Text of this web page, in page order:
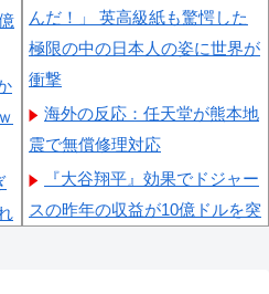
んだ！」 英高級紙も驚愕した
極限の中の日本人の姿に世界が
衝撃
海外の反応：任天堂が熊本地
震で無償修理対応
『大谷翔平』効果でドジャー
スの昨年の収益が10億ドルを突